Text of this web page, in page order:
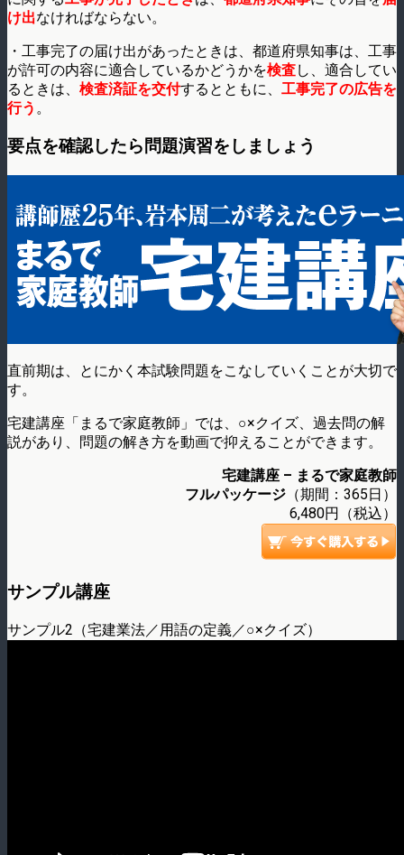
け出なければならない。
・工事完了の届け出があったときは、都道府県知事は、工事
が許可の内容に適合しているかどうかを検査し、適合してい
るときは、 検査済証を交付するとともに、 工事完了の広告を
行う 。
要点を確認したら問題演習をしましょう
直前期は、とにかく本試験問題をこなしていくことが大切で
す。
宅建講座「まるで家庭教師」では、○×クイズ、過去問の解
説があり、問題の解き方を動画で抑えることができます。
宅建講座 – まるで家庭教師
フルパッケージ （期間：365日）
6,480円（税込）
サンプル講座
サンプル2（宅建業法／用語の定義／○×クイズ）